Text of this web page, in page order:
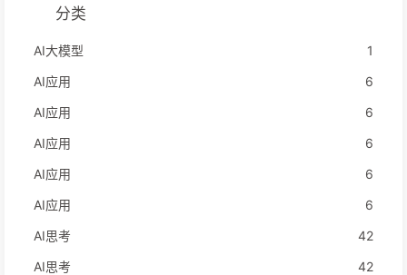
分类
AI大模型
1
AI应用
6
AI应用
6
AI应用
6
AI应用
6
AI应用
6
AI思考
42
AI思考
42